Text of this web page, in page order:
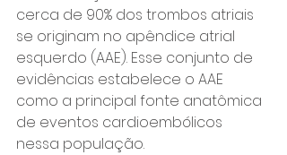
cerca de 90% dos trombos atriais
se originam no apêndice atrial
esquerdo (AAE). Esse conjunto de
evidências estabelece o AAE
como a principal fonte anatômica
de eventos cardioembólicos
nessa população.